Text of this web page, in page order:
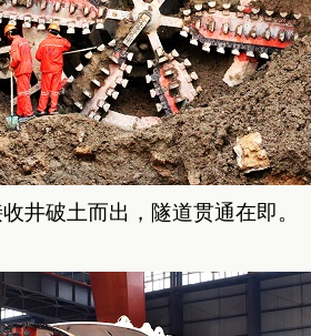
井破土而出，隧道贯通在即。